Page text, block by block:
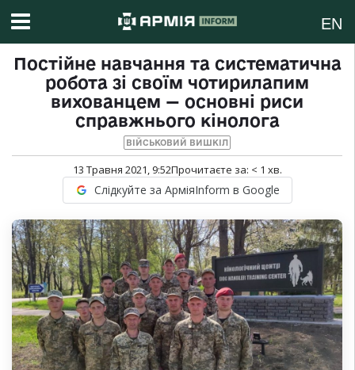
EN
Постійне навчання та систематична
робота зі своїм чотирилапим
вихованцем — основні риси
справжнього кінолога
ВІЙСЬКОВИЙ ВИШКІЛ
13 Травня 2021, 9:52Прочитаєте за: < 1 хв.
Слідкуйте за АрміяInform в Google